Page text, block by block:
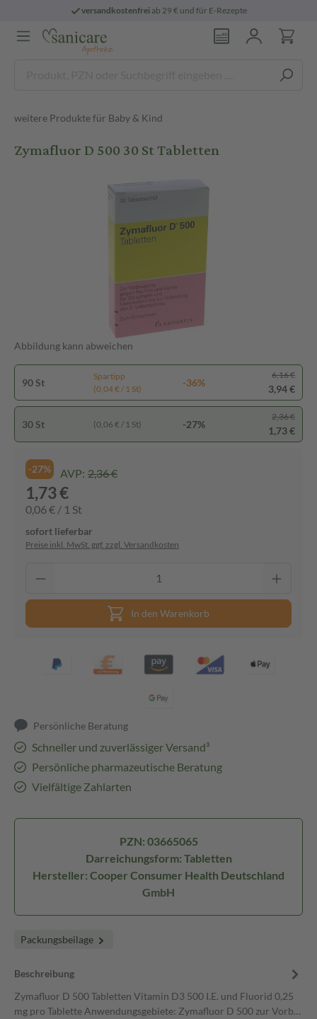
versandkostenfreiab 29 € und für E-Rezepte
weitere Produkte für Baby & Kind
Zymafluor D 500 30 St Tabletten
Abbildung kann abweichen
90 St
Spartipp
(0,04 € / 1 St)
-36%
6,16 €
3,94 €
30 St (0,06 € / 1 St) -27%
2,36 €
1,73 €
-27% AVP: 2,36 €
1,73 €
0,06 € / 1 St
sofort lieferbar
Preise inkl. MwSt. ggf. zzgl. Versandkosten
In den Warenkorb
Persönliche Beratung
Schneller und zuverlässiger Versand³
Persönliche pharmazeutische Beratung
Vielfältige Zahlarten
PZN: 03665065
Darreichungsform: Tabletten
Hersteller: Cooper Consumer Health Deutschland
GmbH
Packungsbeilage
Beschreibung
Zymafluor D 500 Tabletten Vitamin D3 500 I.E. und Fluorid 0,25
mg pro Tablette Anwendungsgebiete: Zymafluor D 500 zur Vorb…